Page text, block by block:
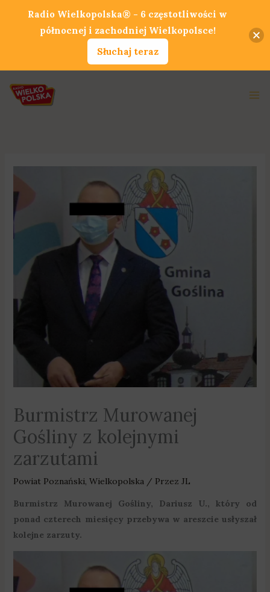
Burmistrz Murowanej
Gośliny z kolejnymi
zarzutami
Powiat Poznański, Wielkopolska/ Przez JL
Burmistrz Murowanej Gośliny, Dariusz U., który od
ponad czterech miesięcy przebywa w areszcie usłyszał
kolejne zarzuty.
Radio Wielkopolska® - 6 częstotliwości w
północnej i zachodniej Wielkopolsce!
Słuchaj teraz